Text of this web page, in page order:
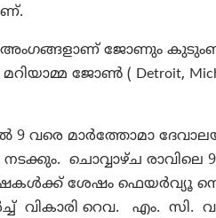
അംഗങ്ങളാണ് ജോണും
ജോൺ ( Detroit,
വരെ മാർത്തോമാ
ചൊവ്വാഴ്ച രാവിലെ 9
ശേഷം ഫെയർവ്യൂ
റെവ. എം. സി.